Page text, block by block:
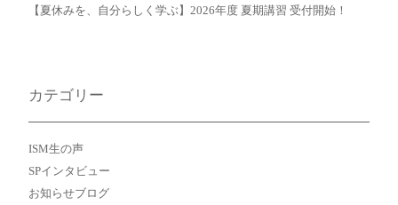
【夏休みを、自分らしく学ぶ】2026年度 夏期講習 受付開始！
カテゴリー
ISM生の声
SPインタビュー
お知らせブログ